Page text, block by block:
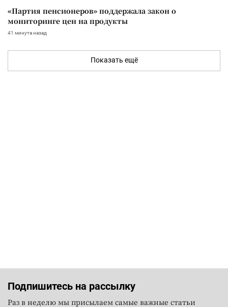
«Партия пенсионеров» поддержала закон о
мониторинге цен на продукты
41 минута назад
Показать ещё
Подпишитесь на рассылку
Раз в неделю мы присылаем самые важные статьи